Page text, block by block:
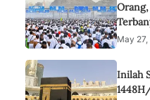
May 27,
Inilah